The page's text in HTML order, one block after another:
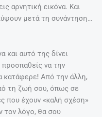
αρνητική εικόνα. Και
μετά τη συνάντηση…
και αυτό της δίνει
να την
κατάφερε! Από την άλλη,
τη ζωή σου, όπως σε
που έχουν «καλή σχέση»
τον λόγο, θα σου